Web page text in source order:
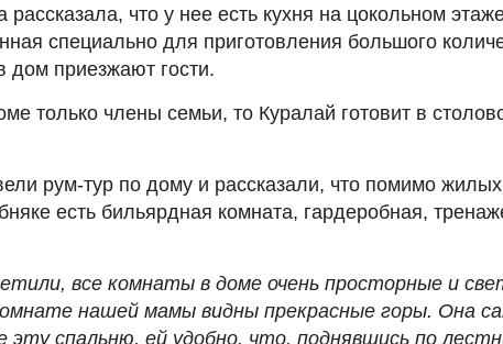
рассказала, что у нее есть кухня на цокольном
специально для приготовления большого
дом приезжают гости.
только члены семьи, то Куралай готовит в
рум-тур по дому и рассказали, что помимо жилых
есть бильярдная комната, гардеробная,
все комнаты в доме очень просторные и
нашей мамы видны прекрасные горы. Она
эту спальню, ей удобно, что, поднявшись по